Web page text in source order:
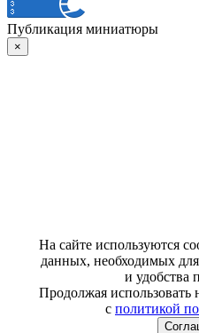
Публикация миниатюры
×
На сайте используются
данных, необходимых
и удобства
Продолжая использовать
с политикой